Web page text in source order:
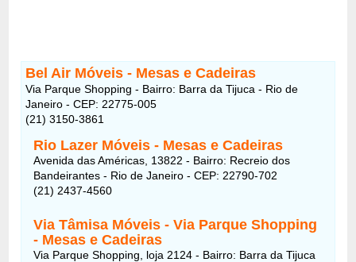
Bel Air Móveis - Mesas e Cadeiras
Via Parque Shopping - Bairro: Barra da Tijuca - Rio de
Janeiro - CEP: 22775-005
(21) 3150-3861
Rio Lazer Móveis - Mesas e Cadeiras
Avenida das Américas, 13822 - Bairro: Recreio dos
Bandeirantes - Rio de Janeiro - CEP: 22790-702
(21) 2437-4560
Via Tâmisa Móveis - Via Parque Shopping
- Mesas e Cadeiras
Via Parque Shopping, loja 2124 - Bairro: Barra da Tijuca